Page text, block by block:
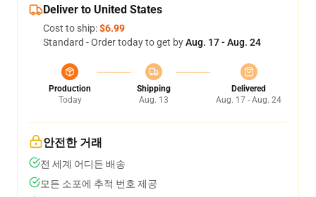
Deliver to United States
Cost to ship:$6.99
Standard - Order today to get byAug. 17 - Aug. 24
Production
Today
Shipping
Aug. 13
Delivered
Aug. 17 - Aug. 24
안전한 거래
전 세계 어디든 배송
모든 소포에 추적 번호 제공